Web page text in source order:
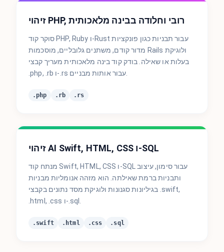
זיהוי PHP, רובי וחלודה בבינה מלאכותית
סוקר קוד PHP, Ruby ו-Rust עבור תבניות כגון פונקציות
מדור קודם, משתנים גלובליים, מוסכמות Rails ולוגיקת
בעלות או שאילה. בודק קוד בינה מלאכותית מעריך קבצי
.php .rb .rs
זיהוי AI Swift, HTML, CSS ו-SQL
מנתח קוד Swift, HTML, CSS ו-SQL עבור סימון, עיצוב
ותבניות ברמת שאילתה. הוא מזהה אנומליות מבניות
בגיליונות סגנונות ולוגיקת מסד נתונים בקבצי .swift,
.html, .css ו-.sql.
.swift .html .css .sql